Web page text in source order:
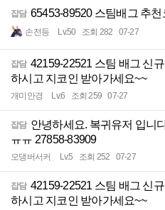
잡담 65453-89520 스팀배그 추천
손전등 Lv.50 조회 282 07-27
잡담 42159-22521 스팀 배그 신
하시고 지코인 받아가세요~~
개미안경 Lv.6 조회 259 07-27
잡담 안녕하세요. 복귀유저 입니
ㅠㅠ 27858-83909
오댕버서커 Lv.5 조회 252 07-27
잡담 42159-22521 스팀 배그 신
하시고 지코인 받아가세요~~